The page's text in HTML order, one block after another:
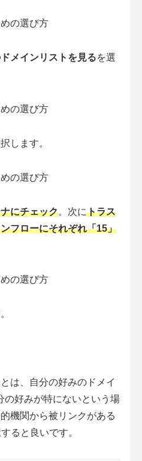
メインリストを見るを選
します。
にチェック。次にトラス
フローにそれぞれ「15」
は、自分の好みのドメイ
の好みが特にないという場
機関から被リンクがある
ると良いです。